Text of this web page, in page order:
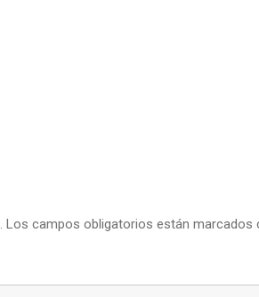
Los campos obligatorios están marcados